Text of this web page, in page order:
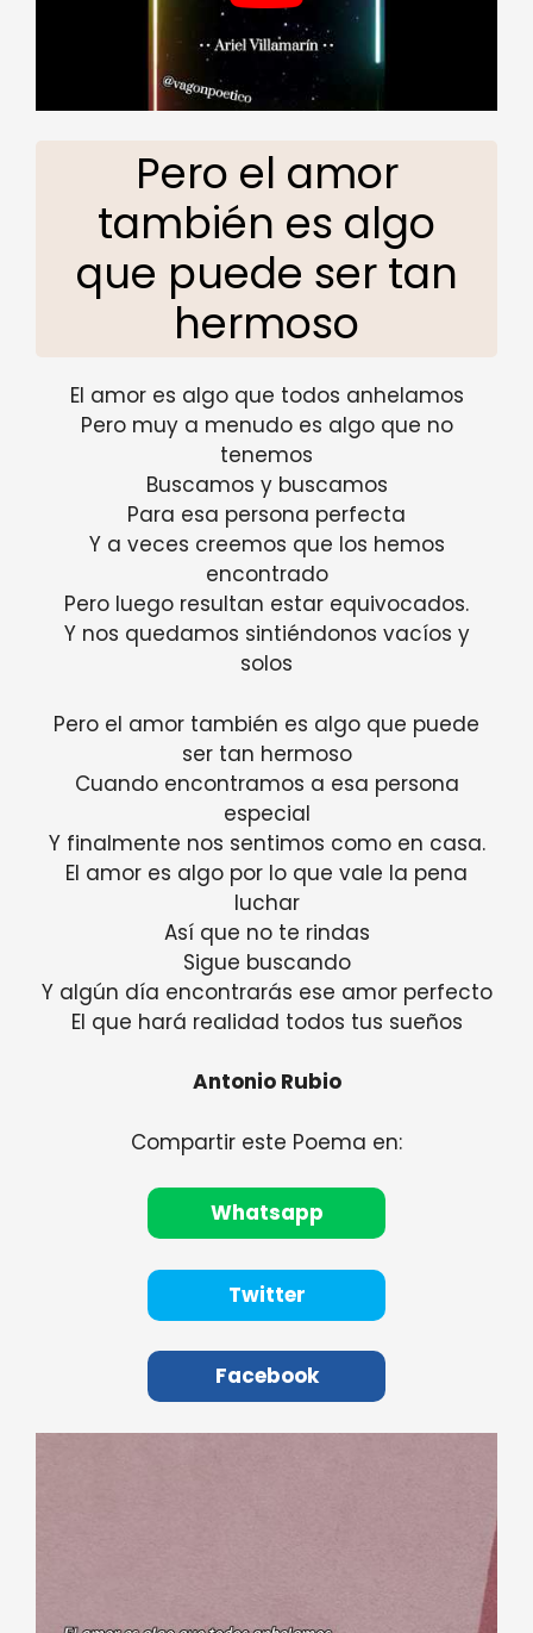
Pero el amor
también es algo
que puede ser tan
hermoso
El amor es algo que todos anhelamos
Pero muy a menudo es algo que no
tenemos
Buscamos y buscamos
Para esa persona perfecta
Y a veces creemos que los hemos
encontrado
Pero luego resultan estar equivocados.
Y nos quedamos sintiéndonos vacíos y
solos
Pero el amor también es algo que puede
ser tan hermoso
Cuando encontramos a esa persona
especial
Y finalmente nos sentimos como en casa.
El amor es algo por lo que vale la pena
luchar
Así que no te rindas
Sigue buscando
Y algún día encontrarás ese amor perfecto
El que hará realidad todos tus sueños
Antonio Rubio
Compartir este Poema en:
Whatsapp
Twitter
Facebook